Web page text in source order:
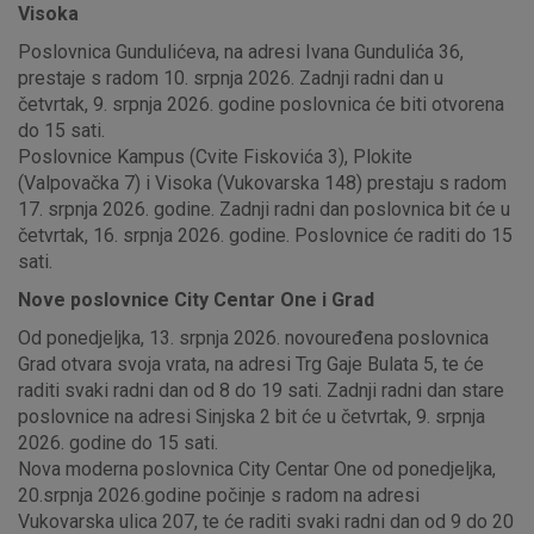
Visoka
Poslovnica Gundulićeva, na adresi Ivana Gundulića 36,
prestaje s radom 10. srpnja 2026. Zadnji radni dan u
četvrtak, 9. srpnja 2026. godine poslovnica će biti otvorena
do 15 sati.
Poslovnice Kampus (Cvite Fiskovića 3), Plokite
(Valpovačka 7) i Visoka (Vukovarska 148) prestaju s radom
17. srpnja 2026. godine. Zadnji radni dan poslovnica bit će u
četvrtak, 16. srpnja 2026. godine. Poslovnice će raditi do 15
sati.
Nove poslovnice City Centar One i Grad
Od ponedjeljka, 13. srpnja 2026. novouređena poslovnica
Grad otvara svoja vrata, na adresi Trg Gaje Bulata 5, te će
raditi svaki radni dan od 8 do 19 sati. Zadnji radni dan stare
poslovnice na adresi Sinjska 2 bit će u četvrtak, 9. srpnja
2026. godine do 15 sati.
Nova moderna poslovnica City Centar One od ponedjeljka,
20.srpnja 2026.godine počinje s radom na adresi
Vukovarska ulica 207, te će raditi svaki radni dan od 9 do 20